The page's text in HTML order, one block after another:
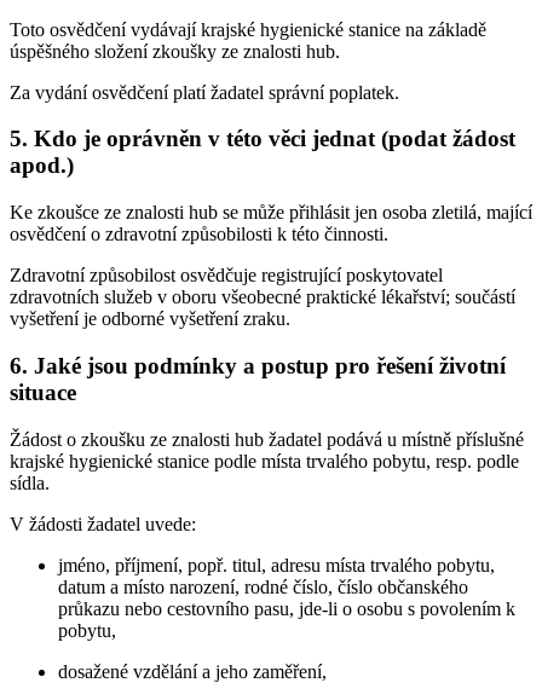
Toto osvědčení vydávají krajské hygienické stanice na základě
úspěšného složení zkoušky ze znalosti hub.
Za vydání osvědčení platí žadatel správní poplatek.
5. Kdo je oprávněn v této věci jednat (podat žádost
apod.)
Ke zkoušce ze znalosti hub se může přihlásit jen osoba zletilá, mající
osvědčení o zdravotní způsobilosti k této činnosti.
Zdravotní způsobilost osvědčuje registrující poskytovatel
zdravotních služeb v oboru všeobecné praktické lékařství; součástí
vyšetření je odborné vyšetření zraku.
6. Jaké jsou podmínky a postup pro řešení životní
situace
Žádost o zkoušku ze znalosti hub žadatel podává u místně příslušné
krajské hygienické stanice podle místa trvalého pobytu, resp. podle
sídla.
V žádosti žadatel uvede:
jméno, příjmení, popř. titul, adresu místa trvalého pobytu,
datum a místo narození, rodné číslo, číslo občanského
průkazu nebo cestovního pasu, jde-li o osobu s povolením k
pobytu,
dosažené vzdělání a jeho zaměření,